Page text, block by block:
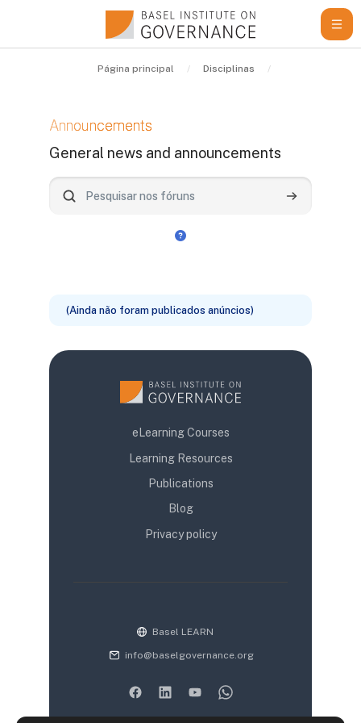
Página principal Disciplinas
Announcements
General news and announcements
Requisitos de conclusão
Pesquisar nos fóruns
Pesquisar
(Ainda não foram publicados anúncios)
eLearning Courses
Learning Resources
Publications
Blog
Privacy policy
Basel LEARN
info@baselgovernance.org